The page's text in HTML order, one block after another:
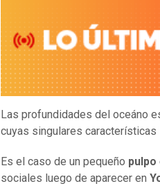
Las profundidades del oceáno
cuyas singulares
Es el caso de un pequeño pulpo
sociales luego de aparecer en